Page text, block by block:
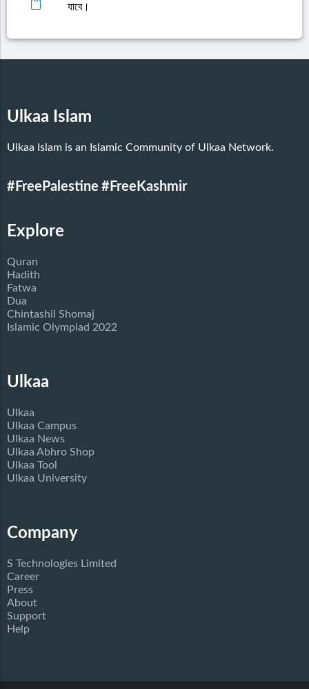
যাবে।
Ulkaa Islam
Ulkaa Islam is an Islamic Community of Ulkaa Network.
#FreePalestine #FreeKashmir
Explore
Quran
Hadith
Fatwa
Dua
Chintashil Shomaj
Islamic Olympiad 2022
Ulkaa
Ulkaa
Ulkaa Campus
Ulkaa News
Ulkaa Abhro Shop
Ulkaa Tool
Ulkaa University
Company
S Technologies Limited
Career
Press
About
Support
Help